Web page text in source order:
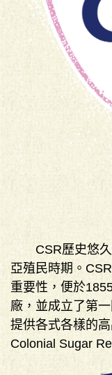
CSR歷史悠久
亞殖民時期。
重要性，便於
廠，並成立了第
提供各式各樣的
Colonial Sugar